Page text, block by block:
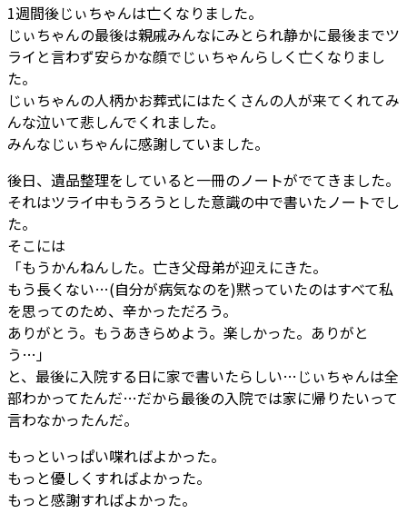
1週間後じぃちゃんは亡くなりました。
じぃちゃんの最後は親戚みんなにみとられ静かに最後までツ
ライと言わず安らかな顔でじぃちゃんらしく亡くなりまし
た。
じぃちゃんの人柄かお葬式にはたくさんの人が来てくれてみ
んな泣いて悲しんでくれました。
みんなじぃちゃんに感謝していました。
後日、遺品整理をしていると一冊のノートがでてきました。
それはツライ中もうろうとした意識の中で書いたノートでし
た。
そこには
「もうかんねんした。亡き父母弟が迎えにきた。
もう長くない…(自分が病気なのを)黙っていたのはすべて私
を思ってのため、辛かっただろう。
ありがとう。もうあきらめよう。楽しかった。ありがと
う…」
と、最後に入院する日に家で書いたらしい…じぃちゃんは全
部わかってたんだ…だから最後の入院では家に帰りたいって
言わなかったんだ。
もっといっぱい喋ればよかった。
もっと優しくすればよかった。
もっと感謝すればよかった。